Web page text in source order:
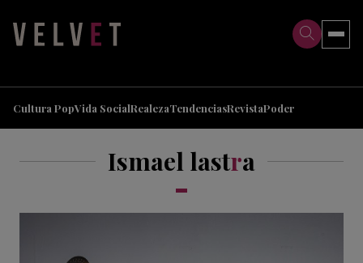
Cultura PopVida SocialRealezaTendenciasRevistaPoder
Ismael lastra